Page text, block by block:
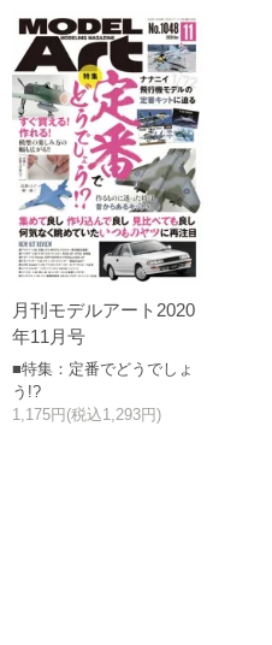
月刊モデルアート2020
年11月号
■特集：定番でどうでしょ
う!?
1,175円(税込1,293円)